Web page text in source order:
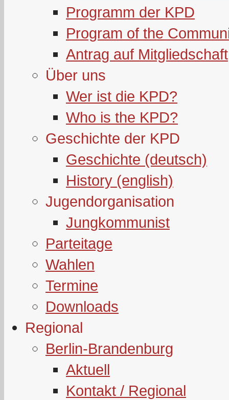
Programm der KPD
Program of the
Antrag auf Mitgliedschaft
Über uns
Wer ist die KPD?
Who is the KPD?
Geschichte der KPD
Geschichte (deutsch)
History (english)
Jugendorganisation
Jungkommunist
Parteitage
Wahlen
Termine
Downloads
Regional
Berlin-Brandenburg
Aktuell
Kontakt / Regional